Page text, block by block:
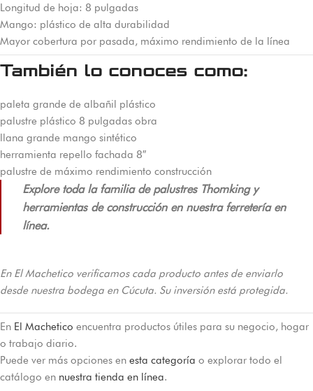
Longitud de hoja: 8 pulgadas
Mango: plástico de alta durabilidad
Mayor cobertura por pasada, máximo rendimiento de la línea
También lo conoces como:
paleta grande de albañil plástico
palustre plástico 8 pulgadas obra
llana grande mango sintético
herramienta repello fachada 8″
palustre de máximo rendimiento construcción
Explore toda la familia de palustres Thomking y
herramientas de construcción en nuestra ferretería en
línea.
En El Machetico verificamos cada producto antes de enviarlo
desde nuestra bodega en Cúcuta. Su inversión está protegida.
En El Machetico encuentra productos útiles para su negocio, hogar
o trabajo diario.
Puede ver más opciones en esta categoría o explorar todo el
catálogo en nuestra tienda en línea.